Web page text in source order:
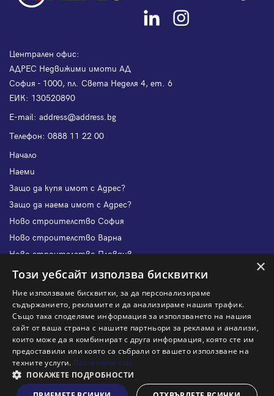
Централен офис:
АДРЕС Недвижими имоти АД
София - 1000, пл. Света Неделя 4, ет. 6
ЕИК: 130520890
Е-mail: address@address.bg
Телефон: 0888 11 22 00
Начало
Наеми
Защо да купя имот с Адрес?
Защо да наема имот с Адрес?
Ново строителство София
Ново строителство Варна
Ново строителство Пловдив
Ново строителство Бургас
Защо да отдам имот с Адрес?
Наши офиси
Кариери
Кои сме ние?
Франчайз
Блог
×
Този уебсайт използва бисквитки
Ние използваме бисквитки, за да персонализираме
съдържанието, рекламите и да анализираме нашия трафик.
Също така споделяме информация за използването на нашия
сайт от ваша страна с нашите партньори за реклама и анализи,
които може да я комбинират с друга информация, която сте им
предоставили или която са събрали от вашето използване на
техните услуги. Прочетете още
ПОКАЖЕТЕ ПОДРОБНОСТИ